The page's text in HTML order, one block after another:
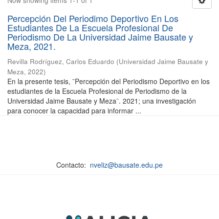
Percepción Del Periodimo Deportivo En Los
Estudiantes De La Escuela Profesional De
Periodismo De La Universidad Jaime Bausate y
Meza, 2021.
Revilla Rodríguez, Carlos Eduardo (Universidad Jaime Bausate y
Meza, 2022)
En la presente tesis, ¨Percepción del Periodismo Deportivo en los
estudiantes de la Escuela Profesional de Periodismo de la
Universidad Jaime Bausate y Meza¨. 2021; una investigación
para conocer la capacidad para informar ...
Contacto: nveliz@bausate.edu.pe